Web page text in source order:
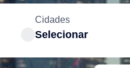
Cidades
Selecionar